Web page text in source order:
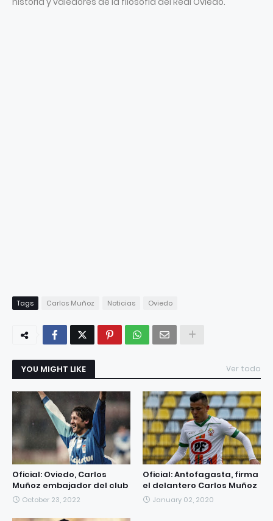
Tags Carlos Muñoz Noticias Oviedo
YOU MIGHT LIKE Ver todo
Oficial: Oviedo, Carlos
Muñoz embajador del club
October 23, 2022
Oficial: Antofagasta, firma
el delantero Carlos Muñoz
January 02, 2020